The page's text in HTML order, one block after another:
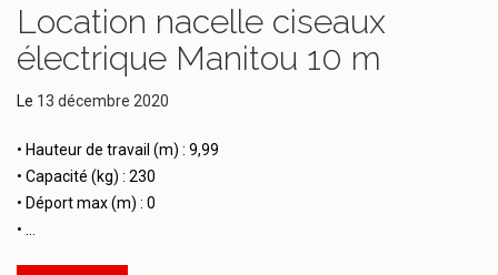
Location nacelle ciseaux
électrique Manitou 10 m
Le 13 décembre 2020
• Hauteur de travail (m) : 9,99
• Capacité (kg) : 230
• Déport max (m) : 0
• …